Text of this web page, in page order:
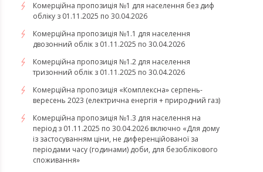
Комерційна пропозиція №1 для населення без диф
обліку з 01.11.2025 по 30.04.2026
Комерційна пропозиція №1.1 для населення
двозонний облік з 01.11.2025 по 30.04.2026
Комерційна пропозиція №1.2 для населення
тризонний облік з 01.11.2025 по 30.04.2026
​​​​​​​Комерційна пропозиція «Комплексна» серпень-
вересень 2023 (електрична енергія + природний газ)
Комерційна пропозиція №1.3 для населення на
період з 01.11.2025 по 30.04.2026 включно «Для дому
із застосуванням ціни, не диференційованої за
періодами часу (годинами) доби, для безоблікового
споживання»